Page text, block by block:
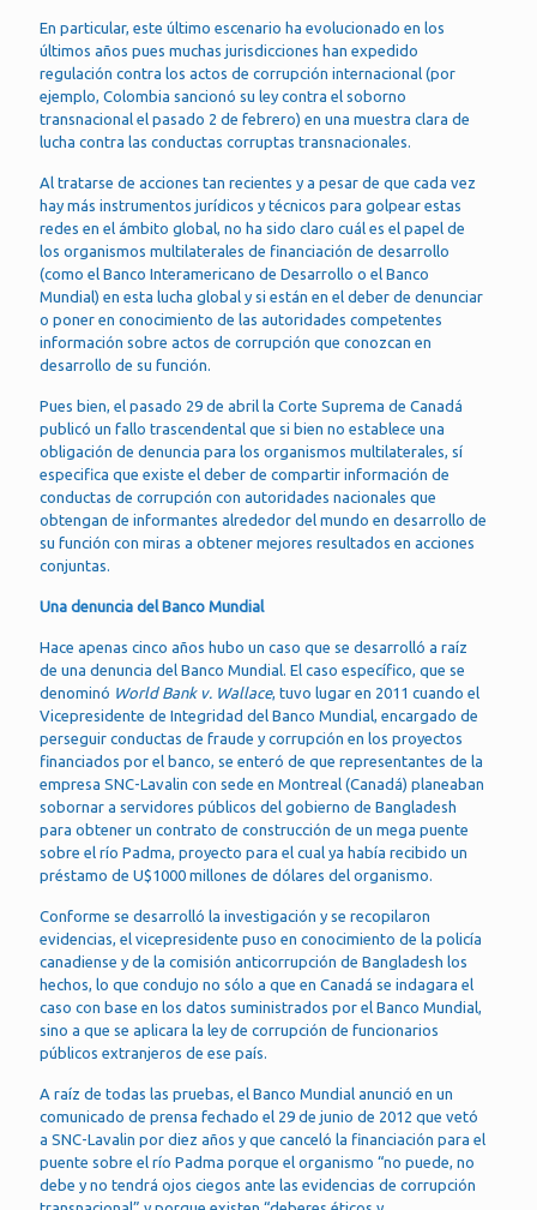
En particular, este último escenario ha evolucionado en los
últimos años pues muchas jurisdicciones han expedido
regulación contra los actos de corrupción internacional (por
ejemplo, Colombia sancionó su ley contra el soborno
transnacional el pasado 2 de febrero) en una muestra clara de
lucha contra las conductas corruptas transnacionales.
Al tratarse de acciones tan recientes y a pesar de que cada vez
hay más instrumentos jurídicos y técnicos para golpear estas
redes en el ámbito global, no ha sido claro cuál es el papel de
los organismos multilaterales de financiación de desarrollo
(como el Banco Interamericano de Desarrollo o el Banco
Mundial) en esta lucha global y si están en el deber de denunciar
o poner en conocimiento de las autoridades competentes
información sobre actos de corrupción que conozcan en
desarrollo de su función.
Pues bien, el pasado 29 de abril la Corte Suprema de Canadá
publicó un fallo trascendental que si bien no establece una
obligación de denuncia para los organismos multilaterales, sí
especifica que existe el deber de compartir información de
conductas de corrupción con autoridades nacionales que
obtengan de informantes alrededor del mundo en desarrollo de
su función con miras a obtener mejores resultados en acciones
conjuntas.
Una denuncia del Banco Mundial
Hace apenas cinco años hubo un caso que se desarrolló a raíz
de una denuncia del Banco Mundial. El caso específico, que se
denominó World Bank v. Wallace, tuvo lugar en 2011 cuando el
Vicepresidente de Integridad del Banco Mundial, encargado de
perseguir conductas de fraude y corrupción en los proyectos
financiados por el banco, se enteró de que representantes de la
empresa SNC-Lavalin con sede en Montreal (Canadá) planeaban
sobornar a servidores públicos del gobierno de Bangladesh
para obtener un contrato de construcción de un mega puente
sobre el río Padma, proyecto para el cual ya había recibido un
préstamo de U$1000 millones de dólares del organismo.
Conforme se desarrolló la investigación y se recopilaron
evidencias, el vicepresidente puso en conocimiento de la policía
canadiense y de la comisión anticorrupción de Bangladesh los
hechos, lo que condujo no sólo a que en Canadá se indagara el
caso con base en los datos suministrados por el Banco Mundial,
sino a que se aplicara la ley de corrupción de funcionarios
públicos extranjeros de ese país.
A raíz de todas las pruebas, el Banco Mundial anunció en un
comunicado de prensa fechado el 29 de junio de 2012 que vetó
a SNC-Lavalin por diez años y que canceló la financiación para el
puente sobre el río Padma porque el organismo “no puede, no
debe y no tendrá ojos ciegos ante las evidencias de corrupción